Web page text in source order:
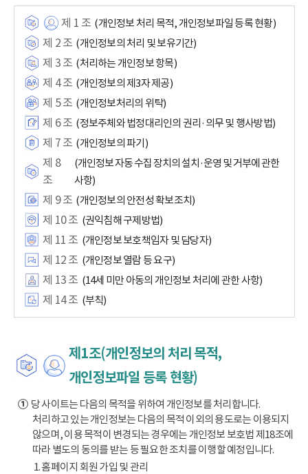
제 1 조 (개인정보 처리 목적, 개인정보파일 등록 현황)
제 2 조 (개인정보의 처리 및 보유기간)
제 3 조 (처리하는 개인정보 항목)
제 4 조 (개인정보의 제3자 제공)
제 5 조 (개인정보처리의 위탁)
제 6 조 (정보주체와 법정대리인의 권리·의무 및 행사방법)
제 7 조 (개인정보의 파기)
제 8
조
(개인정보 자동 수집 장치의 설치·운영 및 거부에 관한
사항)
제 9 조 (개인정보의 안전성 확보조치)
제 10 조 (권익침해 구제방법)
제 11 조 (개인정보 보호책임자 및 담당자)
제 12 조 (개인정보 열람 등 요구)
제 13 조 (14세 미만 아동의 개인정보 처리에 관한 사항)
제 14 조 (부칙)
제1조(개인정보의 처리 목적,
개인정보파일 등록 현황)
①당 사이트는 다음의 목적을 위하여 개인정보를 처리합니다.
처리하고 있는 개인정보는 다음의 목적 이외의 용도로는 이용되지
않으며, 이용 목적이 변경되는 경우에는 개인정보 보호법 제18조에
따라 별도의 동의를 받는 등 필요한 조치를 이행할 예정입니다.
1. 홈페이지 회원 가입 및 관리